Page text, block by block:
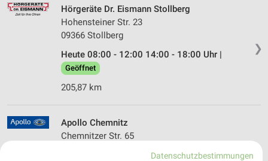
❯
Hörgeräte Dr. Eismann Stollberg
Hohensteiner Str. 23
09366 Stollberg
Heute 08:00 - 12:00 14:00 - 18:00 Uhr |
Geöffnet
205,87 km
Apollo Chemnitz
Chemnitzer Str. 65
Datenschutzbestimmungen